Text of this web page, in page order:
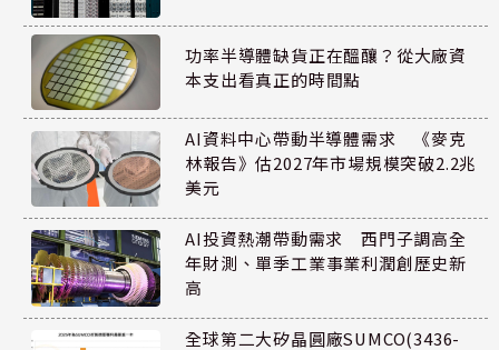
功率半導體缺貨正在醞釀？從大廠資
本支出看真正的時間點
AI資料中心帶動半導體需求 《麥克
林報告》估2027年市場規模突破2.2兆
美元
AI投資熱潮帶動需求 西門子調高全
年財測、單季工業事業利潤創歷史新
高
全球第二大矽晶圓廠SUMCO(3436-